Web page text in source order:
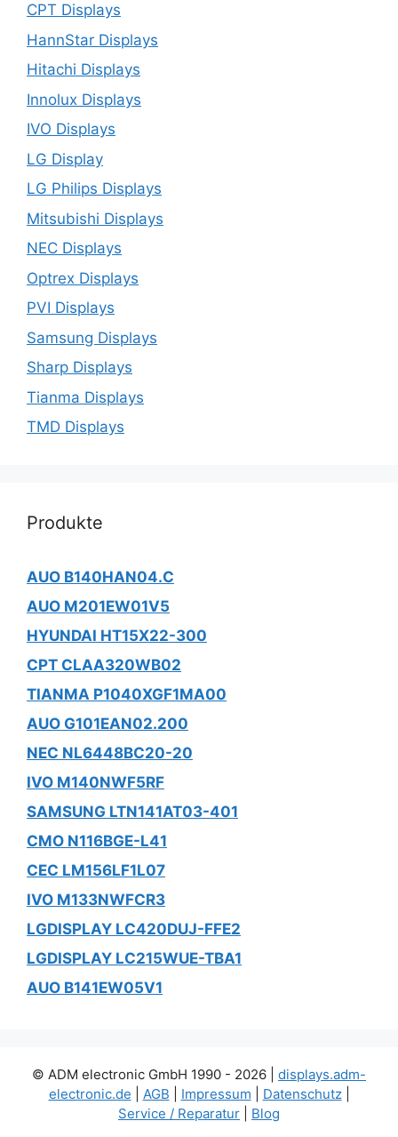
CPT Displays
HannStar Displays
Hitachi Displays
Innolux Displays
IVO Displays
LG Display
LG Philips Displays
Mitsubishi Displays
NEC Displays
Optrex Displays
PVI Displays
Samsung Displays
Sharp Displays
Tianma Displays
TMD Displays
Produkte
AUO B140HAN04.C
AUO M201EW01V5
HYUNDAI HT15X22-300
CPT CLAA320WB02
TIANMA P1040XGF1MA00
AUO G101EAN02.200
NEC NL6448BC20-20
IVO M140NWF5RF
SAMSUNG LTN141AT03-401
CMO N116BGE-L41
CEC LM156LF1L07
IVO M133NWFCR3
LGDISPLAY LC420DUJ-FFE2
LGDISPLAY LC215WUE-TBA1
AUO B141EW05V1
© ADM electronic GmbH 1990 - 2026 | displays.adm-
electronic.de
AGB Impressum Datenschutz|
Service / Reparatur
Blog